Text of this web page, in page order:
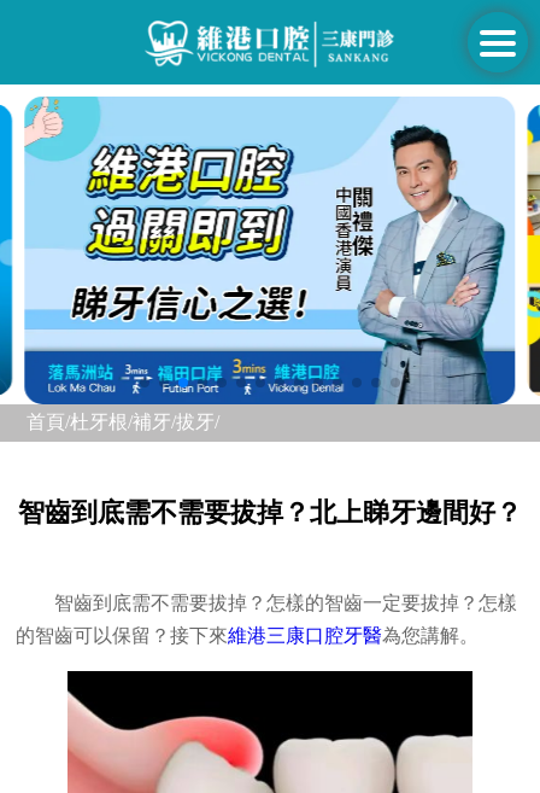
首頁/杜牙根/補牙/拔牙/
智齒到底需不需要拔掉？北上睇牙邊間好？
智齒到底需不需要拔掉？怎樣的智齒一定要拔掉？怎樣
的智齒可以保留？接下來維港三康口腔牙醫為您講解。